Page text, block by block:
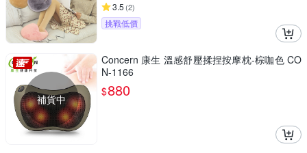
3.5 (2)
挑戰低價
補貨中
Concern 康生 溫感舒壓揉捏按摩枕-棕咖色 CO
N-1166
$880